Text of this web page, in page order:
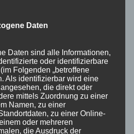
– perfekter Frühlingsurlaub
2026
Daten
Daten sind alle Informationen,
oder identifizierbare
Folgenden „betroffene
Als identifizierbar wird eine
die direkt oder
mittels Zuordnung zu einer
Namen, zu einer
zu einer Online-
oder mehreren
die Ausdruck der